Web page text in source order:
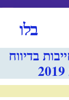
בלו
בדיווח